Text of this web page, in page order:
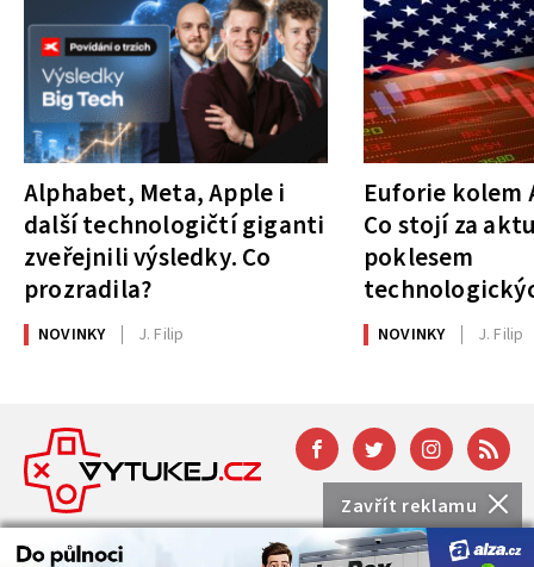
Zavřít reklamu
Alphabet, Meta, Apple i
další technologičtí giganti
zveřejnili výsledky. Co
prozradila?
NOVINKY J. Filip
Euforie kolem
Co stojí za
poklesem
NOVINKY J. Filip